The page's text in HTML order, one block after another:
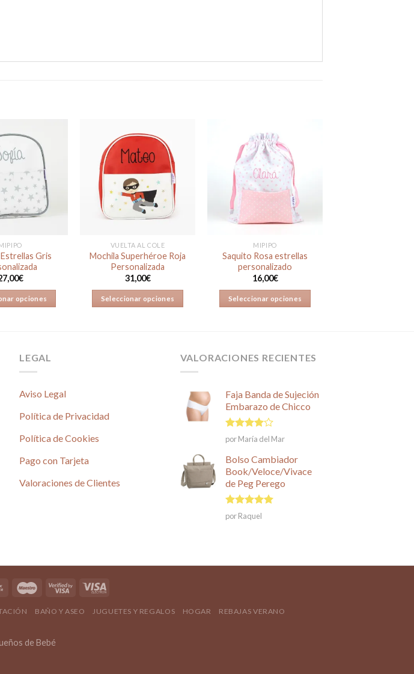
Añadir
a la
lista de
deseos
Gris
€
opciones
Añadir
a la
lista de
deseos
VUELTA AL COLE
Mochila Superhéroe Roja
Personalizada
31,00€
Seleccionar opciones
Añadir
lista de
deseos
MIPIPO
Saquito Rosa estrellas
personalizado
16,00€
Seleccionar opciones
LEGAL
Aviso Legal
Política de Privacidad
Política de Cookies
Pago con Tarjeta
Valoraciones de Clientes
VALORACIONES RECIENTES
Faja Banda de Sujeción
Embarazo de Chicco
Valorado
en
5
por María del Mar
Bolso Cambiador
Book/Veloce/Vivace
de Peg Perego
Valorado en
5
de 5
por Raquel
BAÑO Y ASEO JUGUETES Y REGALOS HOGAR REBAJAS VERANO
de Bebé